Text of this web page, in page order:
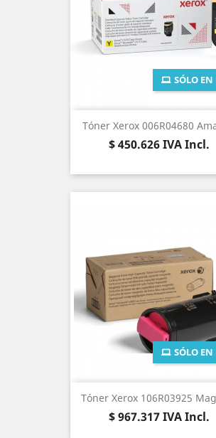
Tóner Xerox 006R04680
Precio
$ 450.626IVA Incl.
SÓLO
Tóner Xerox 106R03925
Precio
$ 967.317IVA Incl.
SÓLO